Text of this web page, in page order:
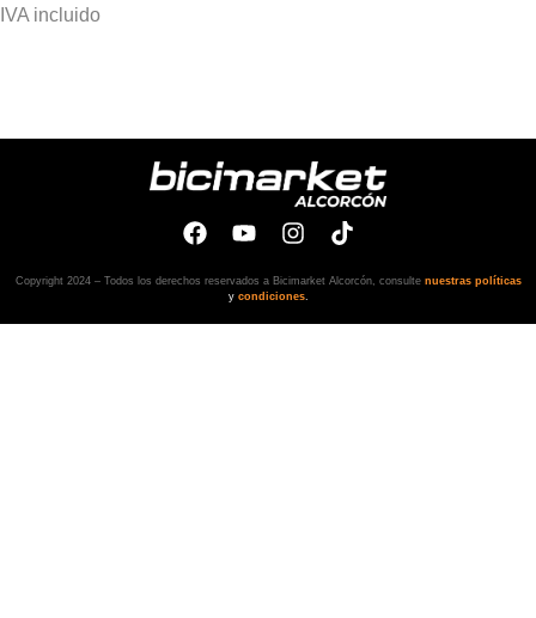
IVA incluido
Copyright 2024 – Todos los derechos reservados a Bicimarket Alcorcón, consulte nuestras políticas
y condiciones.